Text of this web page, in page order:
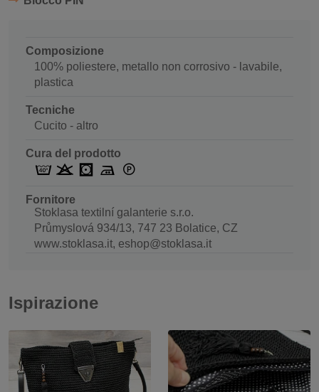
Composizione
100% poliestere, metallo non corrosivo - lavabile,
plastica
Tecniche
Cucito - altro
Cura del prodotto
Fornitore
Stoklasa textilní galanterie s.r.o.
Průmyslová 934/13, 747 23 Bolatice, CZ
www.stoklasa.it, eshop@stoklasa.it
Ispirazione